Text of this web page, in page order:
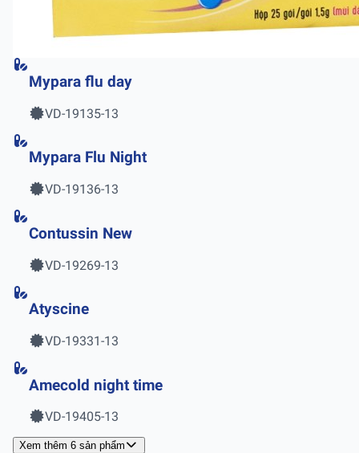
Mypara flu day
VD-19135-13
Mypara Flu Night
VD-19136-13
Contussin New
VD-19269-13
Atyscine
VD-19331-13
Amecold night time
VD-19405-13
Xem thêm 6 sản phẩm